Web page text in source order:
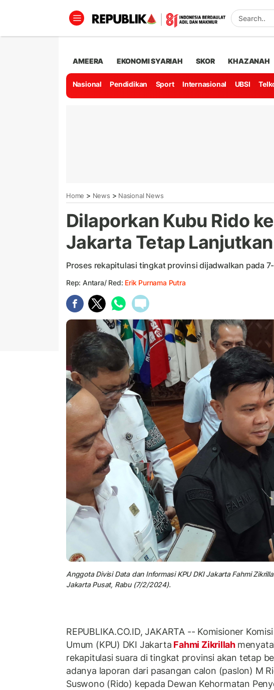
AMEERA EKONOMI SYARIAH SKOR KHAZANAH
Nasional Pendidikan Sport Internasional UBSI
Home > News > Nasional News
Dilaporkan Kubu Rido ke
Jakarta Tetap
Proses rekapitulasi tingkat provinsi dijadwalkan pada
Rep: Antara/ Red: Erik Purnama Putra
Anggota Divisi Data dan Informasi KPU DKI Jakarta Fahmi
Jakarta Pusat, Rabu (7/2/2024).
REPUBLIKA.CO.ID, JAKARTA -- Komisioner
Umum (KPU) DKI Jakarta Fahmi Zikrillah
rekapitulasi suara di tingkat provinsi akan tetap
adanya laporan dari pasangan calon (paslon) M
Suswono (Rido) kepada Dewan Kehormatan